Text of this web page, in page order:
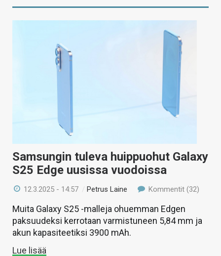
Samsungin tuleva huippuohut Galaxy
S25 Edge uusissa vuodoissa
12.3.2025 - 14:57 /Petrus Laine Kommentit (32)
Muita Galaxy S25 -malleja ohuemman Edgen
paksuudeksi kerrotaan varmistuneen 5,84 mm ja
akun kapasiteetiksi 3900 mAh.
Lue lisää